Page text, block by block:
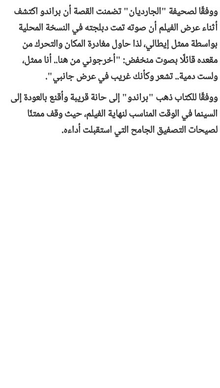
ووفقًا لصحيفة "الجارديان" تضمنت القصة أن براندو اكتشف
أثناء عرض الفيلم أن صوته تمت دبلجته في النسخة المحلية
بواسطة ممثل إيطالي، لذا حاول مغادرة المكان والتحرك من
مقعده قائلًا بصوت منخفض: "أخرجوني من هنا.. أنا ممثل،
ولست دمية.. تشعر وكأنك غريب في عرض جانبي".
ووفقًا للكتاب ذهب "براندو" إلى حانة قريبة وأقنع بالعودة إلى
السينما في الوقت المناسب لنهاية الفيلم، حيث وقف ممتنًا
لصيحات التصفيق الجامح التي استقبلت أداءه.